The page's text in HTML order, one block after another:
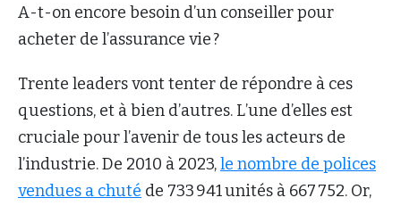
A-t-on encore besoin d’un conseiller pour
acheter de l’assurance vie ?
Trente leaders vont tenter de répondre à ces
questions, et à bien d’autres. L’une d’elles est
cruciale pour l’avenir de tous les acteurs de
l’industrie. De 2010 à 2023,le nombre de polices
vendues a chuté de 733 941 unités à 667 752. Or,